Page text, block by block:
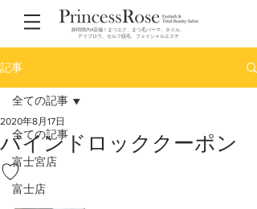
静岡県内4店舗！まつエク、まつ毛パーマ、ネイル、
アイブロウ、セルフ脱毛、フェイシャルエステ
記事
全ての記事
富士宮店
富士店
全ての記事
バインドロッククーポン
♡
2020年8月17日